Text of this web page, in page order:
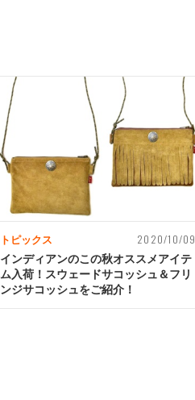
トピックス 2020/10/09
インディアンのこの秋オススメアイテ
ム入荷！スウェードサコッシュ＆フリ
ンジサコッシュをご紹介！